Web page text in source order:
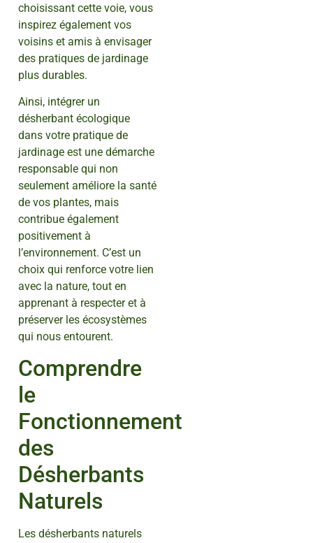
choisissant cette voie, vous
inspirez également vos
voisins et amis à envisager
des pratiques de jardinage
plus durables.
Ainsi, intégrer un
désherbant écologique
dans votre pratique de
jardinage est une démarche
responsable qui non
seulement améliore la santé
de vos plantes, mais
contribue également
positivement à
l’environnement. C’est un
choix qui renforce votre lien
avec la nature, tout en
apprenant à respecter et à
préserver les écosystèmes
qui nous entourent.
Comprendre
le
Fonctionnement
des
Désherbants
Naturels
Les désherbants naturels